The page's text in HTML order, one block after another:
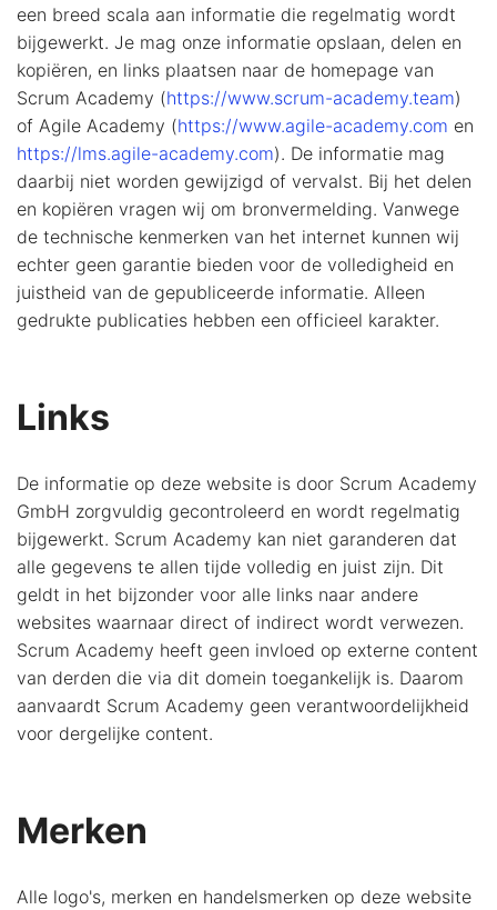
een breed scala aan informatie die regelmatig wordt
bijgewerkt. Je mag onze informatie opslaan, delen en
kopiëren, en links plaatsen naar de homepage van
Scrum Academy (https://www.scrum-academy.team)
of Agile Academy (https://www.agile-academy.com en
https://lms.agile-academy.com). De informatie mag
daarbij niet worden gewijzigd of vervalst. Bij het delen
en kopiëren vragen wij om bronvermelding. Vanwege
de technische kenmerken van het internet kunnen wij
echter geen garantie bieden voor de volledigheid en
juistheid van de gepubliceerde informatie. Alleen
gedrukte publicaties hebben een officieel karakter.
Links
De informatie op deze website is door Scrum Academy
GmbH zorgvuldig gecontroleerd en wordt regelmatig
bijgewerkt. Scrum Academy kan niet garanderen dat
alle gegevens te allen tijde volledig en juist zijn. Dit
geldt in het bijzonder voor alle links naar andere
websites waarnaar direct of indirect wordt verwezen.
Scrum Academy heeft geen invloed op externe content
van derden die via dit domein toegankelijk is. Daarom
aanvaardt Scrum Academy geen verantwoordelijkheid
voor dergelijke content.
Merken
Alle logo's, merken en handelsmerken op deze website